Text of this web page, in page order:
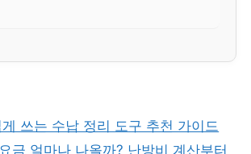
쓰는 수납 정리 도구 추천 가이드
금 얼마나 나올까? 난방비 계산부터